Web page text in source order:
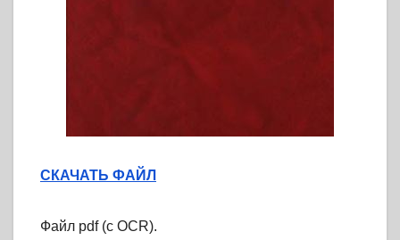
СКАЧАТЬ ФАЙЛ
Файл pdf (с OCR).